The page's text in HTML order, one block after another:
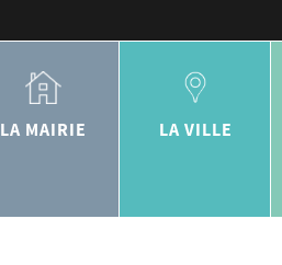
LA MAIRIE LA VILLE